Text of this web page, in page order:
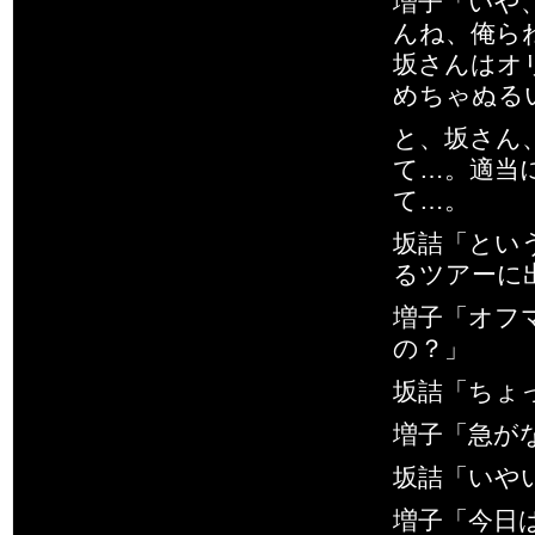
んね、俺
坂さんはオ
めちゃぬる
と、坂さん
て…。適当
て…。
坂詰「と
るツアー
増子「オフ
の？」
坂詰「ちょ
増子「急が
坂詰「いや
増子「今日